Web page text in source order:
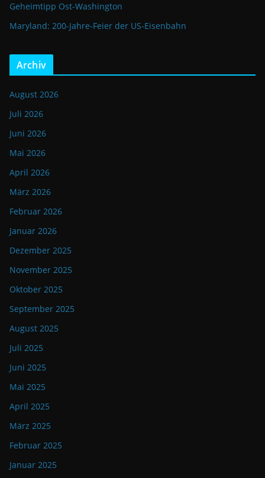
Geheimtipp Ost-Washington
Maryland: 200-Jahre-Feier der US-Eisenbahn
Archiv
August 2026
Juli 2026
Juni 2026
Mai 2026
April 2026
März 2026
Februar 2026
Januar 2026
Dezember 2025
November 2025
Oktober 2025
September 2025
August 2025
Juli 2025
Juni 2025
Mai 2025
April 2025
März 2025
Februar 2025
Januar 2025